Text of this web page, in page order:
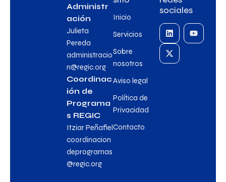
Administr
ación
Julieta
Pereda
administracio
n@regic.org
Coordinac
ión de
Programa
s REGIC
Itziar Peñafiel
coordinacion
deprogramas
@regic.org
Inicio
Servicios
Sobre
nosotros
Aviso legal
Política de
Privacidad
Contacto
sociales